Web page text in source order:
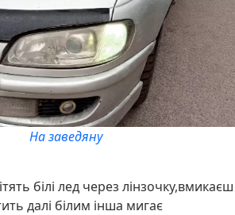
На заведяну
білі лед через лінзочку,вмикаєш
далі білим інша мигає